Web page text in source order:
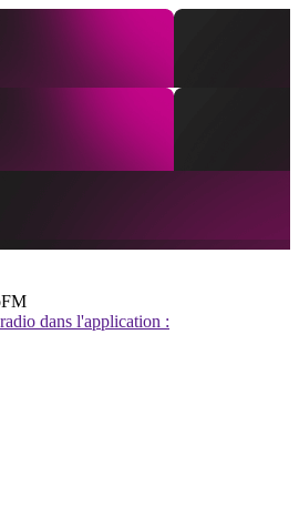
dans l'application :